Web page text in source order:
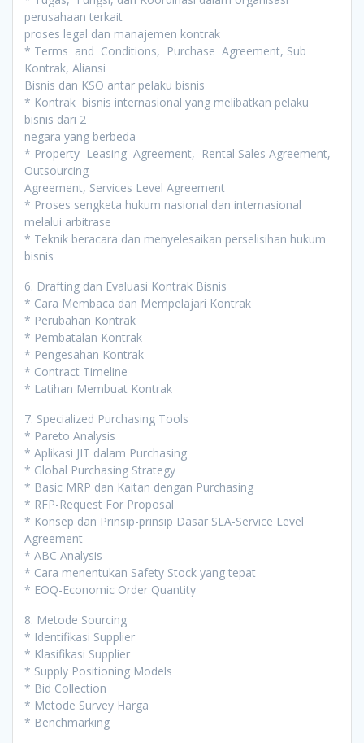
perusahaan terkait
proses legal dan manajemen kontrak
* Terms and Conditions, Purchase Agreement, Sub
Kontrak, Aliansi
Bisnis dan KSO antar pelaku bisnis
* Kontrak bisnis internasional yang melibatkan pelaku
bisnis dari 2
negara yang berbeda
* Property Leasing Agreement, Rental Sales Agreement,
Outsourcing
Agreement, Services Level Agreement
* Proses sengketa hukum nasional dan internasional
melalui arbitrase
* Teknik beracara dan menyelesaikan perselisihan hukum
bisnis
6. Drafting dan Evaluasi Kontrak Bisnis
* Cara Membaca dan Mempelajari Kontrak
* Perubahan Kontrak
* Pembatalan Kontrak
* Pengesahan Kontrak
* Contract Timeline
* Latihan Membuat Kontrak
7. Specialized Purchasing Tools
* Pareto Analysis
* Aplikasi JIT dalam Purchasing
* Global Purchasing Strategy
* Basic MRP dan Kaitan dengan Purchasing
* RFP-Request For Proposal
* Konsep dan Prinsip-prinsip Dasar SLA-Service Level
Agreement
* ABC Analysis
* Cara menentukan Safety Stock yang tepat
* EOQ-Economic Order Quantity
8. Metode Sourcing
* Identifikasi Supplier
* Klasifikasi Supplier
* Supply Positioning Models
* Bid Collection
* Metode Survey Harga
* Benchmarking